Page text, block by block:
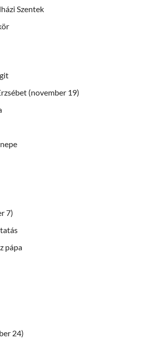
Szentek
(november 19)
7)
pápa
24)